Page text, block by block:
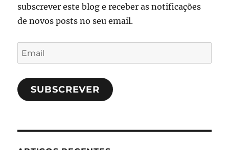
subscrever este blog e receber as notificações
de novos posts no seu email.
Email
SUBSCREVER